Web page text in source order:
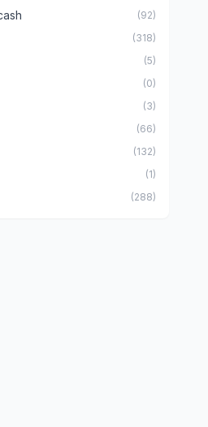
(92)
(318)
(5)
(0)
(3)
(66)
(132)
(1)
(288)